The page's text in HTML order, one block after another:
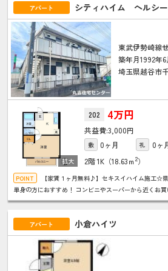
アパート
シティハイム ヘルシー
東武伊勢崎線
築年月1992年
埼玉県越谷市
202 4万円
3,000円
敷 0ヶ月 礼
0ヶ
2階1K（18.63ｍ 2）
【家賃１ヶ月無料♪】セキスイハイム施工☆
単身の方におすすめ！ コンビニやスーパーから近くお
ＴＶドアホン付きで来客時も安心！ ★お問い合わせは
アパート 小倉ハイツ